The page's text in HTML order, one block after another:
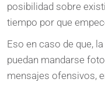
posibilidad sobre
tiempo por que
Eso en caso de que,
puedan mandarse
mensajes ofensivos,